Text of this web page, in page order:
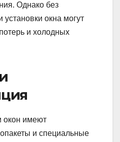
Однако без
окна могут
и холодных
имеют
и специальные